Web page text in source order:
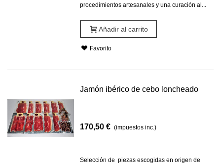
procedimientos artesanales y una curación al...
Añadir al carrito
Favorito
Jamón ibérico de cebo loncheado
170,50 € (impuestos inc.)
Selección de piezas escogidas en origen de